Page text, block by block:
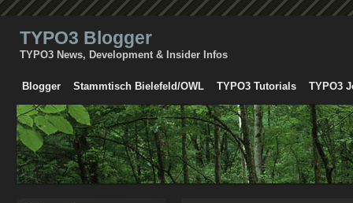
TYPO3 Blogger
TYPO3 News, Development & Insider Infos
Blogger Stammtisch Bielefeld/OWL TYPO3 Tutorials TYPO3